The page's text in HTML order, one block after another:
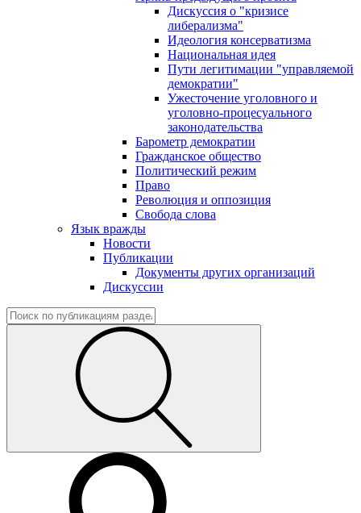
Дискуссия о "кризисе
либерализма"
Идеология консерватизма
Национальная идея
Пути легитимации "управляемой
демократии"
Ужесточение уголовного и
уголовно-процесуального
законодательства
Барометр демократии
Гражданское общество
Политический режим
Право
Революция и оппозиция
Свобода слова
Язык вражды
Новости
Публикации
Документы других организаций
Дискуссии